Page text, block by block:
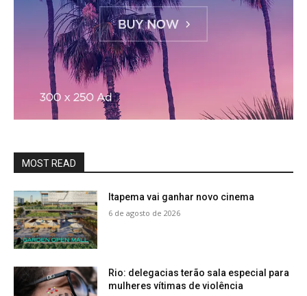
MOST READ
Itapema vai ganhar novo cinema
6 de agosto de 2026
Rio: delegacias terão sala especial para
mulheres vítimas de violência